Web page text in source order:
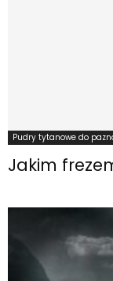
Pudry tytanowe do
Jakim